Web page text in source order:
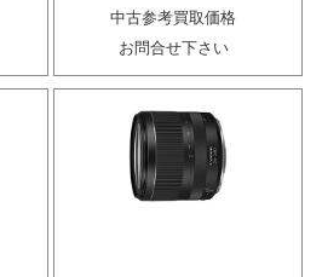
中古参考買取価格
お問合せ下さい